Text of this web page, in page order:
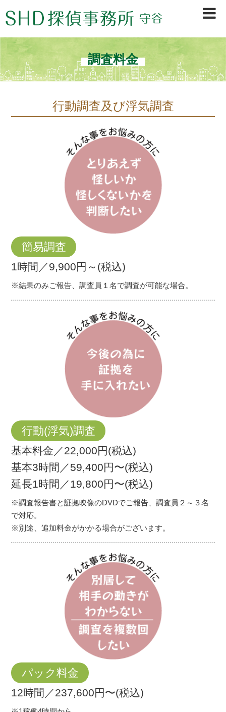
茨城県守谷市、取手市、常総市、龍ヶ崎市、坂東市、境町、古河市を中心に、浮
気調査・行動調査・信用調査等、早期調査＆秘密厳守で不安を素早く解決。初め
ての方も安心の探偵会社です。
調査料金
行動調査及び浮気調査
簡易調査
1時間／9,900円～(税込)
※結果のみご報告、調査員１名で調査が可能な場合。
行動(浮気)調査
基本料金／22,000円(税込)
基本3時間／59,400円〜(税込)
延長1時間／19,800円〜(税込)
※調査報告書と証拠映像のDVDでご報告、調査員２～３名
で対応。
※別途、追加料金がかかる場合がございます。
パック料金
12時間／237,600円〜(税込)